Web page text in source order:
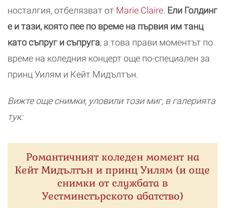
носталгия, отбелязват от Marie Claire. Ели Голдинг
е и тази, която пее по време на първия им танц
като съпруг и съпруга, а това прави моментът по
време на коледния концерт още по-специален за
принц Уилям и Кейт Мидълтън.
Вижте още снимки, уловили този миг, в галерията
тук:
Романтичният коледен момент на
Кейт Мидълтън и принц Уилям (и още
снимки от службата в
Уестминстърското абатство)